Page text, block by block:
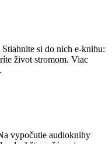
si do nich e-knihu:
život stromom. Viac
.
vypočutie audioknihy